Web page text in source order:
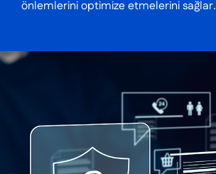
önlemlerini optimize etmelerini sağlar.